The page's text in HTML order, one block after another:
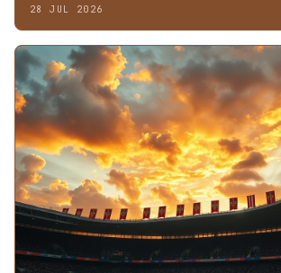
28 JUL 2026